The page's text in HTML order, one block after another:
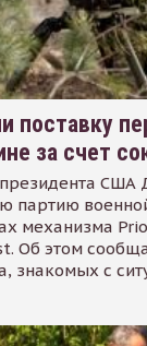
поставку
за счет
США
партию
механизма
Об этом
знакомых с